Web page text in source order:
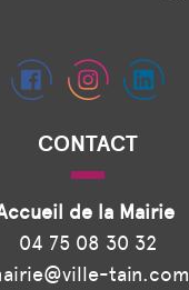
CONTACT
de la Mairie
04 75 08 30 32
tain.com